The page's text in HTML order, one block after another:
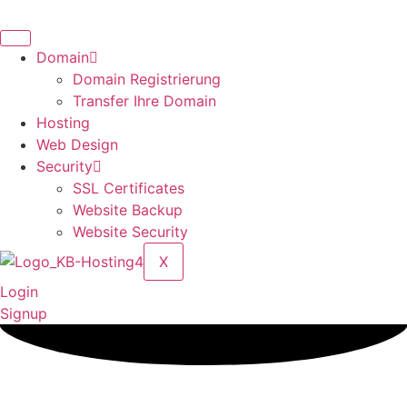
Inhalt
springenDomain
Domain Registrierung
Transfer Ihre Domain
Hosting
Web Design
Security
SSL Certificates
Website Backup
Website Security
X
Login
Signup